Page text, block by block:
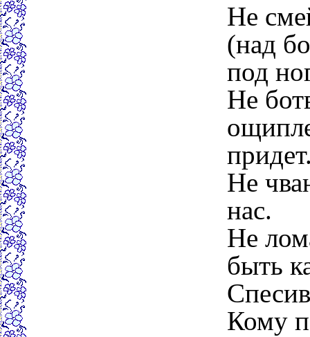
Не
(над
под
Не
Не
нас.
Не
быть
Кому